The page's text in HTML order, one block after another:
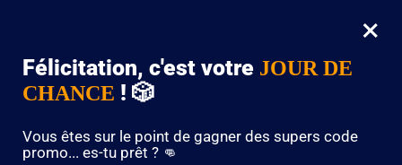
0
❤️ Profitez de -10% en utilisant le code : CHARMING dès 60€
×
Félicitation, c'est votre JOUR DE
CHANCE ! 🎲
Vous êtes sur le point de gagner des supers code
promo... es-tu prêt ? 👊